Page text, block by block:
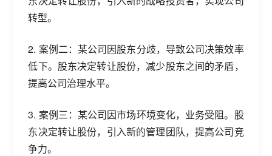
转型。
2. 案例二：某公司因股东分歧，导致公司决策效率
低下。股东决定转让股份，减少股东之间的矛盾，
提高公司治理水平。
3. 案例三：某公司因市场环境变化，业务受阻。股
东决定转让股份，引入新的管理团队，提高公司竞
争力。